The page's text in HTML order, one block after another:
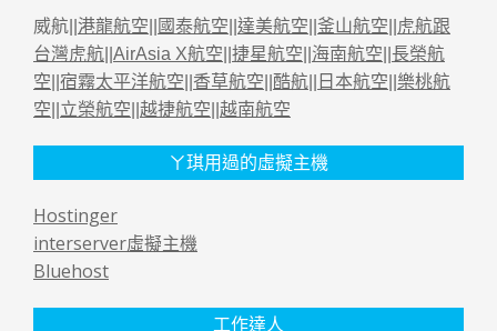
威航|| 港龍航空 國泰航空 達美航空 釜山航空
虎航跟
台灣虎航 AirAsia X航空 捷星航空 海南航空 長榮航
空 宿霧太平洋航空 香草航空 酷航 日本航空 樂桃航
空 立榮航空 越捷航空 越南航空
ㄚ琪用過的虛擬主機
Hostinger
interserver虛擬主機
Bluehost
工作達人